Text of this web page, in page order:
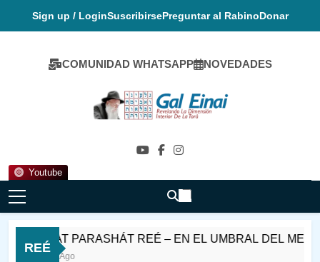
Sign up / LoginSuscribirsePreguntar al RabinoDonar
COMUNIDAD WHATSAPP NOVEDADES
Youtube
Gal Einai En
REÉ
SHABAT PARASHÁT REÉ – EN EL UMBRAL DEL MES
10 Horas Ago